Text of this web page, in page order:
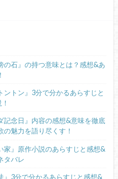
の石』の持つ意味とは？感想&あ
ントン』3分で分かるあらすじと
記念日』内容の感想&意味を徹底
の魅力を語り尽くす！
家』原作小説のあらすじと感想&
タバレ
』3分で分かるあらすじと感想&